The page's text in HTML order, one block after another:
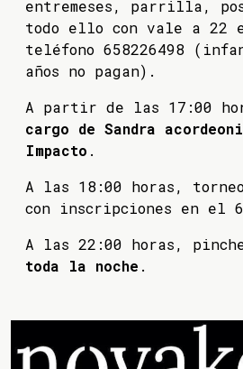
entremeses, parrilla,
todo ello con vale a 22
teléfono 658226498
años no pagan).
A partir de las 17:00
cargo de Sandra
Impacto .
A las 18:00 horas,
con inscripciones en el
A las 22:00 horas,
toda la noche .